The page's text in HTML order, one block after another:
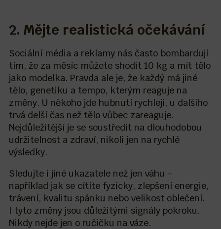
2. Mějte realistická očekávání
Sociální média a reklamy nás často bombardují
tím, že za měsíc můžete shodit 10 kg a mít tělo
jako modelka. Pravda ale je, že každý má jiné
tělo, genetiku a tempo, kterým reaguje na
změny. U někoho jde hubnutí rychleji, u dalšího
trvá delší čas než tělo vůbec zareaguje.
Nejdůležitější je se soustředit na dlouhodobou
udržitelnost a zdraví, nikoli jen na rychlé
výsledky.
Sledujte i jiné ukazatele než jen váhu –
například jak se cítíte fyzicky, zlepšení energie,
trávení, kvalitu spánku nebo velikost oblečení.
I tyto změny jsou důležitými signály pokroku.
Nikdy nejde jen o ručičku na váze.